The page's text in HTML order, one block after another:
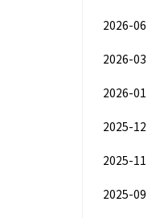
2026-06
2026-03
2026-01
2025-12
2025-11
2025-09